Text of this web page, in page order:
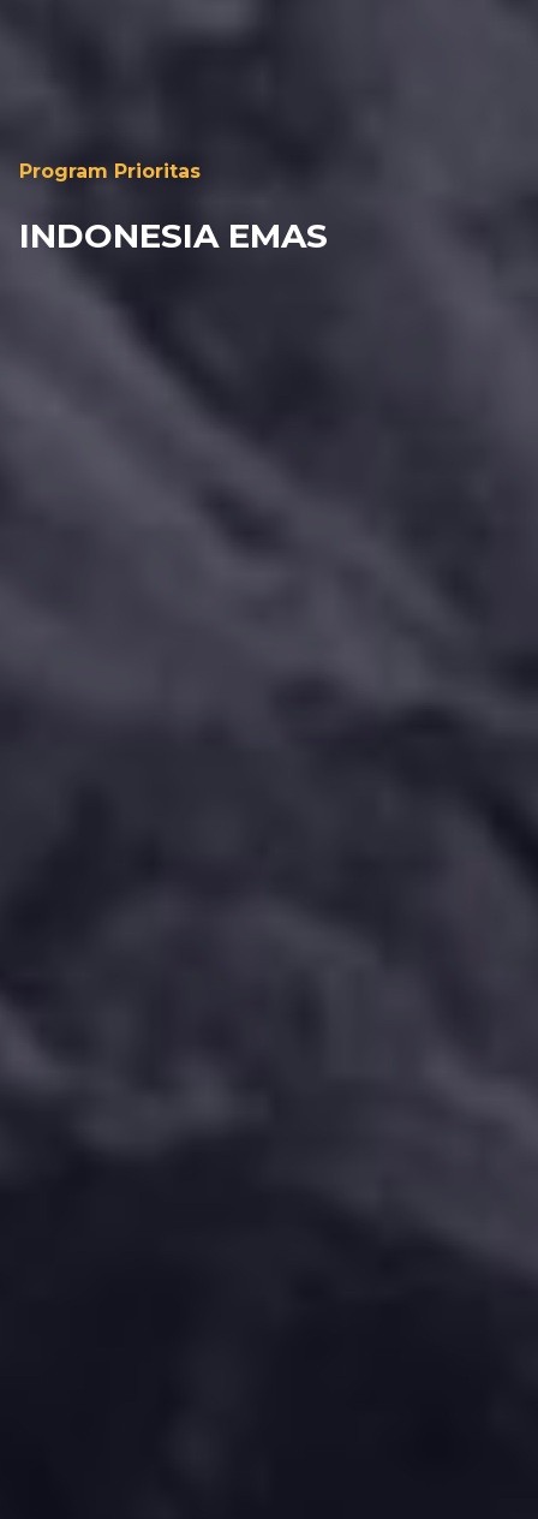
Program Prioritas
INDONESIA EMAS